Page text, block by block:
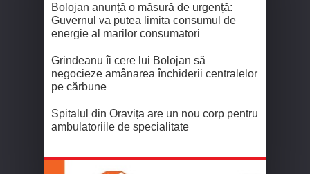
Bolojan anunță o măsură de urgență:
Guvernul va putea limita consumul de
energie al marilor consumatori
Grindeanu îi cere lui Bolojan să
negocieze amânarea închiderii centralelor
pe cărbune
Spitalul din Oravița are un nou corp pentru
ambulatoriile de specialitate